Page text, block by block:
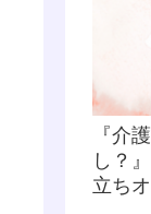
『介
し？
立ち